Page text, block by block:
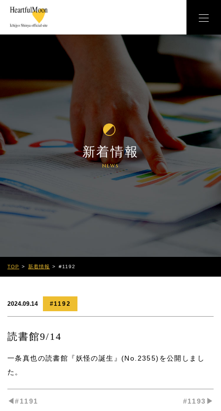
新着情報
NEWS
TOP 新着情報 #1192
2024.09.14 #1192
読書館9/14
一条真也の読書館『妖怪の誕生』(No.2355) を公開しまし
た。
◀︎#1191 #1193▶︎